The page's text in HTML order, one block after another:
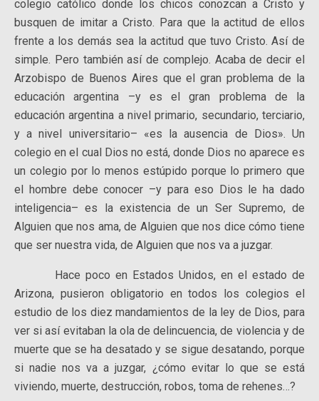
colegio católico donde los chicos conozcan a Cristo y
busquen de imitar a Cristo. Para que la actitud de ellos
frente a los demás sea la actitud que tuvo Cristo. Así de
simple. Pero también así de complejo. Acaba de decir el
Arzobispo de Buenos Aires que el gran problema de la
educación argentina –y es el gran problema de la
educación argentina a nivel primario, secundario, terciario,
y a nivel universitario– «es la ausencia de Dios». Un
colegio en el cual Dios no está, donde Dios no aparece es
un colegio por lo menos estúpido porque lo primero que
el hombre debe conocer –y para eso Dios le ha dado
inteligencia– es la existencia de un Ser Supremo, de
Alguien que nos ama, de Alguien que nos dice cómo tiene
que ser nuestra vida, de Alguien que nos va a juzgar.
Hace poco en Estados Unidos, en el estado de
Arizona, pusieron obligatorio en todos los colegios el
estudio de los diez mandamientos de la ley de Dios, para
ver si así evitaban la ola de delincuencia, de violencia y de
muerte que se ha desatado y se sigue desatando, porque
si nadie nos va a juzgar, ¿cómo evitar lo que se está
viviendo, muerte, destrucción, robos, toma de rehenes…?